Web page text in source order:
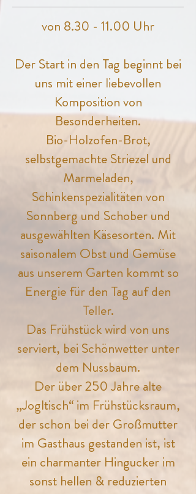
von 8.30 - 11.00 Uhr
Der Start in den Tag beginnt bei
uns mit einer liebevollen
Komposition von
Besonderheiten.
Bio-Holzofen-Brot,
selbstgemachte Striezel und
Marmeladen,
Schinkenspezialitäten von
Sonnberg und Schober und
ausgewählten Käsesorten. Mit
saisonalem Obst und Gemüse
aus unserem Garten kommt so
Energie für den Tag auf den
Teller.
Das Frühstück wird von uns
serviert, bei Schönwetter unter
dem Nussbaum.
Der über 250 Jahre alte
„Jogltisch“ im Frühstücksraum,
der schon bei der Großmutter
im Gasthaus gestanden ist, ist
ein charmanter Hingucker im
sonst hellen & reduzierten